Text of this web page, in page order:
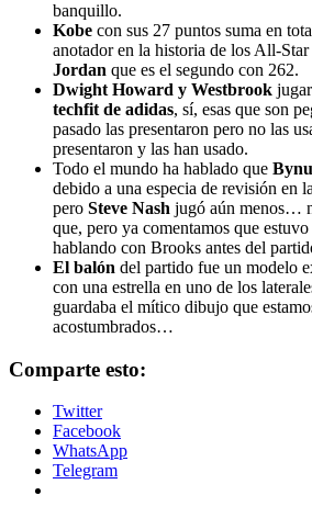
banquillo.
Kobe con sus 27 puntos suma en
anotador en la historia de los All-Star
Jordan que es el segundo con 262.
Dwight Howard y Westbrook
techfit de adidas, sí, esas que son
pasado las presentaron pero no las
presentaron y las han usado.
Todo el mundo ha hablado que
debido a una especia de revisión en
pero Steve Nash jugó aún menos…
que, pero ya comentamos que
hablando con Brooks antes del
El balón del partido fue un modelo
con una estrella en uno de los
guardaba el mítico dibujo que
acostumbrados…
Comparte esto:
Twitter
Facebook
WhatsApp
Telegram